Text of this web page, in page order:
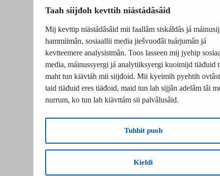
Taah siijđoh kevttih niästádâsâid
Mij kevttip niästádâsâid mii faallâm siskáldâs já máinusij
hammiimân, sosiaallii media jiešvuođâi tuárjumân já
kevtteemere analysistmân. Toos lasseen mij jyehip
media, máinussyergi já analytiiksyergi kuoimijd tiäđuid
maht tun kiävtáh mii siijđoid. Mii kyeimih pyehtih
taid tiäđuid eres tiäđoid, maid tun lah sijjân adelâm tâi
nurrum, ko tun lah kiävttám sii palvâlusâid.
Tuhhit puoh
Kieldi